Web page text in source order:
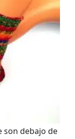
son debajo de